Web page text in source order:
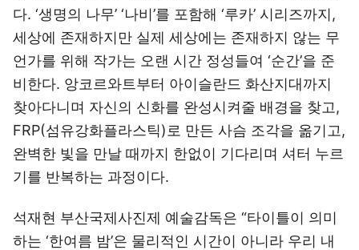
다. ‘생명의 나무’ ‘나비’를 포함해 ‘루카’ 시리즈까지,
세상에 존재하지만 실제 세상에는 존재하지 않는 무
언가를 위해 작가는 오랜 시간 정성들여 ‘순간’을 준
비한다. 앙코르와트부터 아이슬란드 화산지대까지
찾아다니며 자신의 신화를 완성시켜줄 배경을 찾고,
FRP(섬유강화플라스틱)로 만든 사슴 조각을 옮기고,
완벽한 빛을 만날 때까지 한없이 기다리며 셔터 누르
기를 반복하는 과정이다.
석재현 부산국제사진제 예술감독은 “타이틀이 의미
하는 ‘한여름 밤’은 물리적인 시간이 아니라 우리 내